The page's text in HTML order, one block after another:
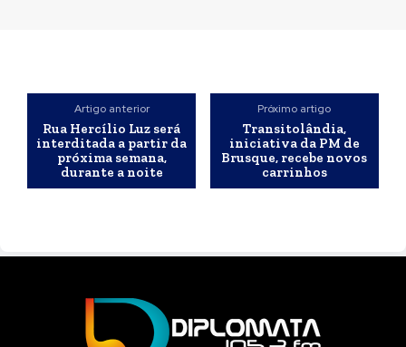
Artigo anterior
Rua Hercílio Luz será
interditada a partir da
próxima semana,
durante a noite
Próximo artigo
Transitolândia,
iniciativa da PM de
Brusque, recebe novos
carrinhos